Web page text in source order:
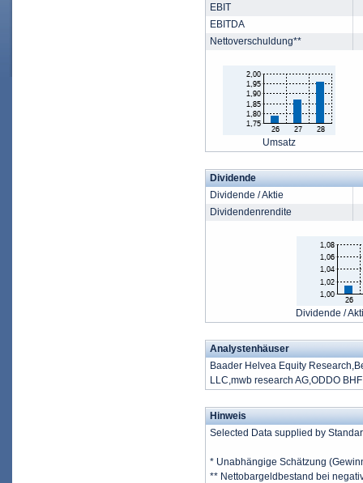
EBIT
EBITDA
Nettoverschuldung**
Umsatz
Dividende
Dividende / Aktie
Dividendenrendite
Dividende /
Analystenhäuser
Baader Helvea Equity
LLC,mwb research AG,ODDO
Hinweis
Selected Data supplied by
* Unabhängige Schätzung
** Nettobargeldbestand bei